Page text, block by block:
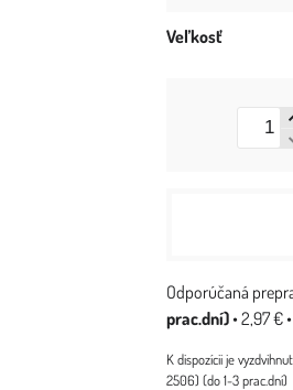
Veľkosť
prac.dní)•2,97 €•
2506) (do 1-3 prac.dní)